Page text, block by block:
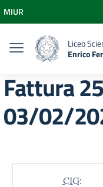
Vai al menu di
Vai al footer
MIUR
Liceo
Enrico
Fattura
03/02/
CIG: